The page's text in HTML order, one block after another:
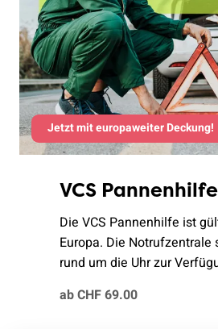
Jetzt mit europaweiter Deckung!
VCS
Die VCS Pannenhilfe ist
Europa. Die Notrufzentrale
rund um die Uhr zur
fahren.
ab CHF 69.00